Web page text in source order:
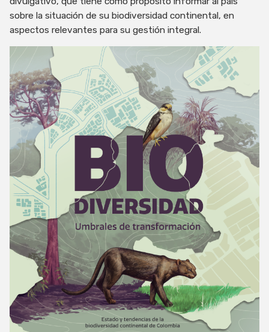
sobre la situación de su biodiversidad continental, en
aspectos relevantes para su gestión integral.